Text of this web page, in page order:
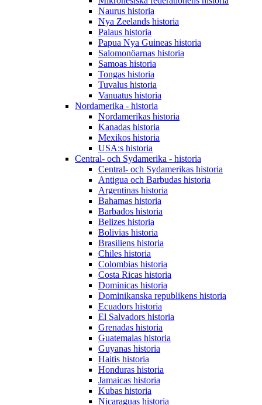
Naurus historia
Nya Zeelands historia
Palaus historia
Papua Nya Guineas historia
Salomonöarnas historia
Samoas historia
Tongas historia
Tuvalus historia
Vanuatus historia
Nordamerika - historia
Nordamerikas historia
Kanadas historia
Mexikos historia
USA:s historia
Central- och Sydamerika - historia
Central- och Sydamerikas historia
Antigua och Barbudas historia
Argentinas historia
Bahamas historia
Barbados historia
Belizes historia
Bolivias historia
Brasiliens historia
Chiles historia
Colombias historia
Costa Ricas historia
Dominicas historia
Dominikanska republikens historia
Ecuadors historia
El Salvadors historia
Grenadas historia
Guatemalas historia
Guyanas historia
Haitis historia
Honduras historia
Jamaicas historia
Kubas historia
Nicaraguas historia